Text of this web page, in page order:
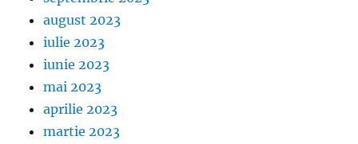
august 2023
iulie 2023
iunie 2023
mai 2023
aprilie 2023
martie 2023